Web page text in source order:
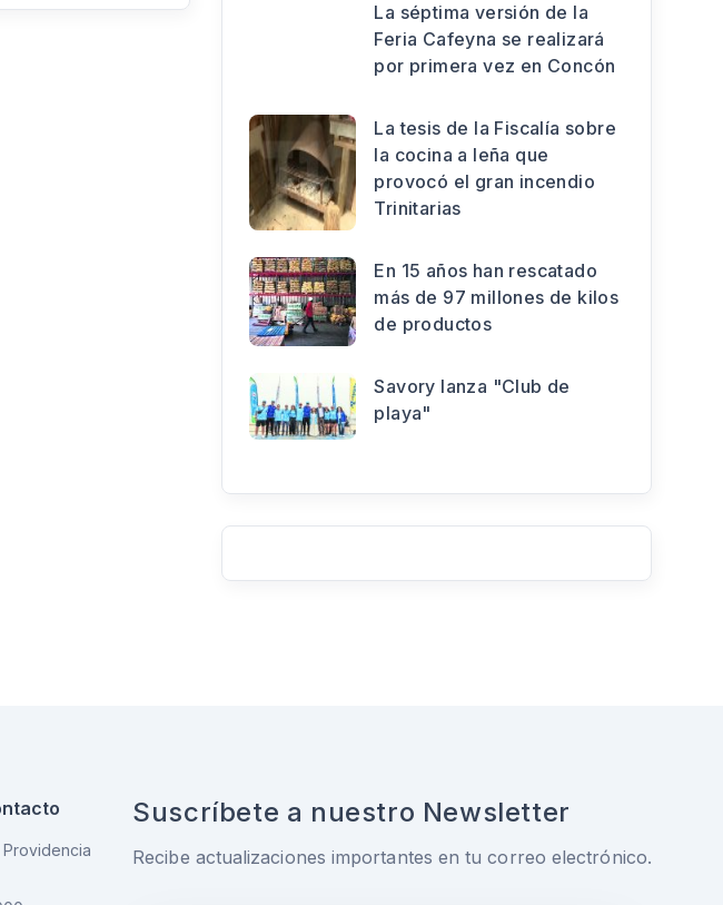
La séptima versión de la
Feria Cafeyna se realizará
por primera vez en Concón
La tesis de la Fiscalía sobre
la cocina a leña que
provocó el gran incendio
Trinitarias
En 15 años han rescatado
más de 97 millones de kilos
de productos
Savory lanza "Club de
playa"
Providencia
Suscríbete a nuestro Newsletter
Recibe actualizaciones importantes en tu correo electrónico.